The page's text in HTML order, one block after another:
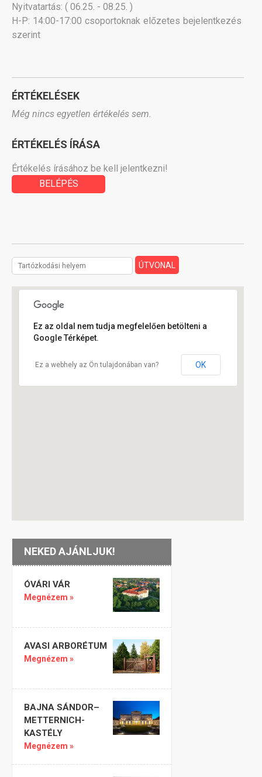
Nyitvatartás: ( 06.25. - 08.25. )
H-P: 14:00-17:00 csoportoknak előzetes bejelentkezés
szerint
ÉRTÉKELÉSEK
Még nincs egyetlen értékelés sem.
ÉRTÉKELÉS ÍRÁSA
Értékelés írásához be kell jelentkezni!
BELÉPÉS
Ez az oldal nem tudja megfelelően betölteni a
Google Térképet.
Ez a webhely az Ön tulajdonában van? OK
NEKED AJÁNLJUK!
ÓVÁRI VÁR
Megnézem »
AVASI ARBORÉTUM
Megnézem »
BAJNA SÁNDOR–
METTERNICH-
KASTÉLY
Megnézem »